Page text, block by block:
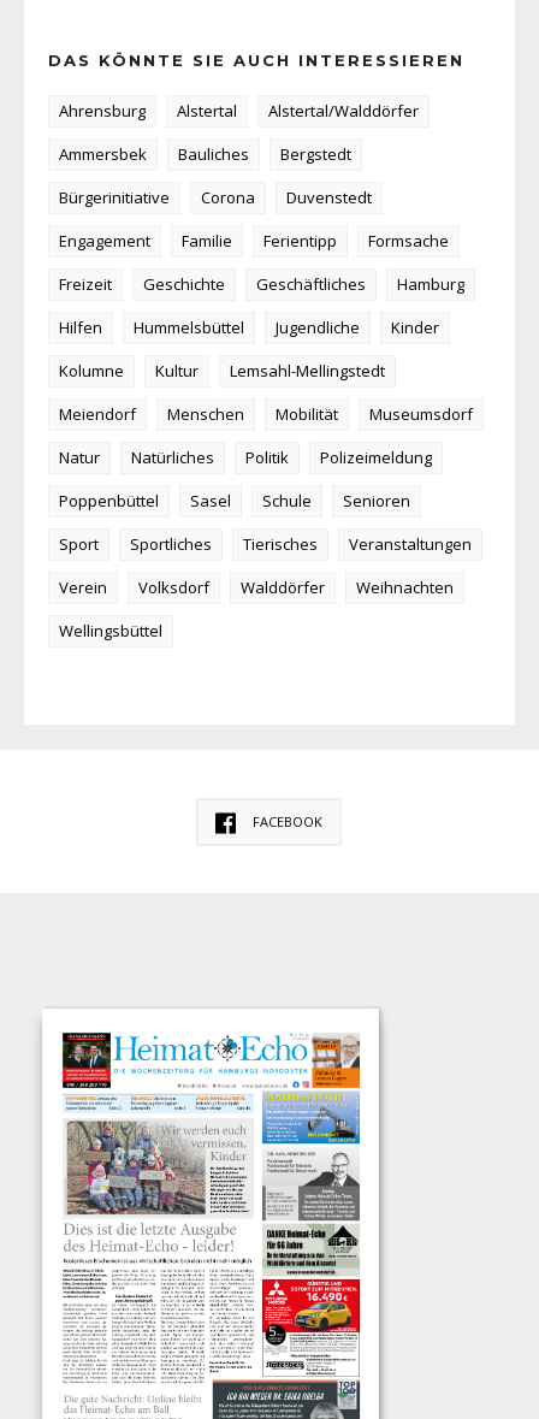
DAS KÖNNTE SIE AUCH INTERESSIEREN
Ahrensburg Alstertal
Alstertal/Walddörfer
Ammersbek
Bauliches
Bergstedt
Bürgerinitiative
Corona
Duvenstedt
Engagement
Familie Ferientipp
Formsache
Freizeit
Geschichte Geschäftliches
Hamburg
Hilfen
Hummelsbüttel Jugendliche
Kinder
Kolumne
Kultur
Lemsahl-Mellingstedt
Meiendorf
Menschen Mobilität
Museumsdorf
Natur
Natürliches Politik
Polizeimeldung
Poppenbüttel
Sasel Schule
Senioren
Sport
Sportliches Tierisches
Veranstaltungen
Verein
Volksdorf Walddörfer
Weihnachten
Wellingsbüttel
FACEBOOK